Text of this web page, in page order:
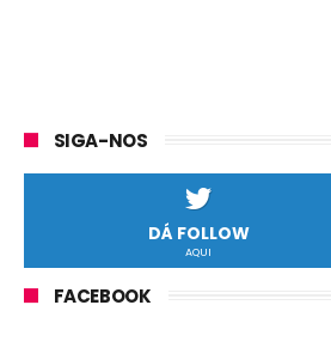
SIGA-NOS
DÁ FOLLOW
AQUI
FACEBOOK